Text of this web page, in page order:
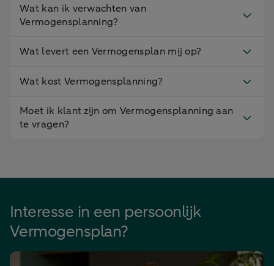
Wat kan ik verwachten van
Vermogensplanning?
Wat levert een Vermogensplan mij op?
Wat kost Vermogensplanning?
Moet ik klant zijn om Vermogensplanning aan
te vragen?
Interesse in een persoonlijk
Vermogensplan?